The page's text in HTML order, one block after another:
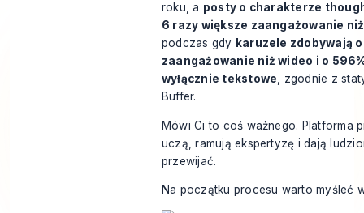
roku, a posty o charakterze
6 razy większe zaangażowanie
podczas gdy karuzele zdobywają
zaangażowanie niż wideo i o
wyłącznie tekstowe, zgodnie z
Buffer.
Mówi Ci to coś ważnego. Platforma
uczą, ramują ekspertyzę i dają
przewijać.
Na początku procesu warto myśleć